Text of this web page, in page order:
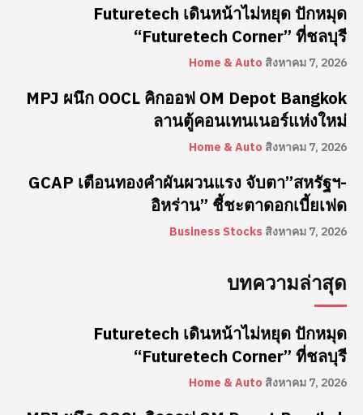
Futuretech เดินหน้าไม่หยุด ปักหมุด
“Futuretech Corner” ที่ชลบุรี
Home & Auto สิงหาคม 7, 2026
MPJ ผนึก OOCL คิกออฟ OM Depot Bangkok
ลานตู้คอนเทนเนอร์แห่งใหม่
Home & Auto สิงหาคม 7, 2026
GCAP เตือนทองคำผันผวนแรง จับตา”สหรัฐฯ-
อิหร่าน” ชี้ชะตาดอกเบี้ยเฟด
Business Stocks สิงหาคม 7, 2026
บทความล่าสุด
Futuretech เดินหน้าไม่หยุด ปักหมุด
“Futuretech Corner” ที่ชลบุรี
Home & Auto สิงหาคม 7, 2026